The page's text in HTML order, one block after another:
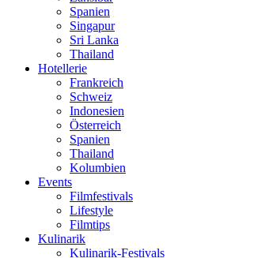
Spanien
Singapur
Sri Lanka
Thailand
Hotellerie
Frankreich
Schweiz
Indonesien
Österreich
Spanien
Thailand
Kolumbien
Events
Filmfestivals
Lifestyle
Filmtips
Kulinarik
Kulinarik-Festivals